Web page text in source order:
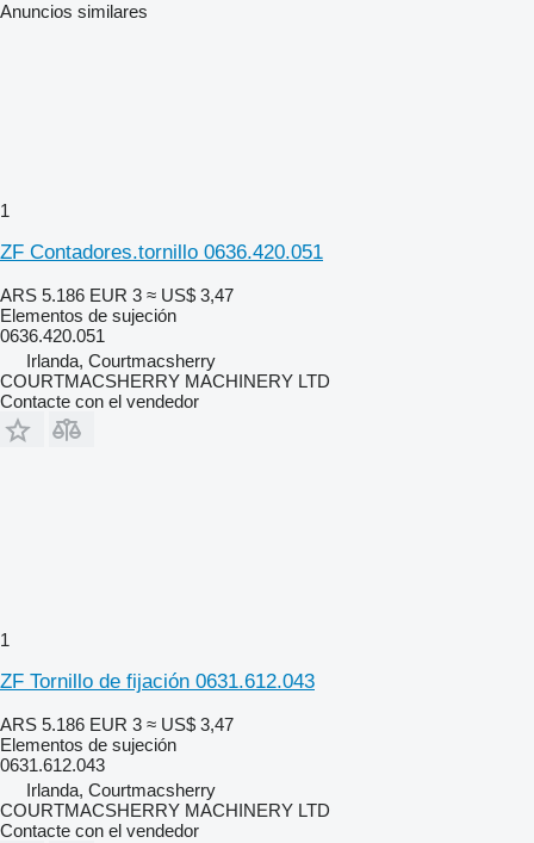
Anuncios similares
1
ZF Contadores.tornillo 0636.420.051
ARS 5.186 EUR 3 ≈ US$ 3,47
Elementos de sujeción
0636.420.051
Irlanda, Courtmacsherry
COURTMACSHERRY MACHINERY LTD
Contacte con el vendedor
1
ZF Tornillo de fijación 0631.612.043
ARS 5.186 EUR 3 ≈ US$ 3,47
Elementos de sujeción
0631.612.043
Irlanda, Courtmacsherry
COURTMACSHERRY MACHINERY LTD
Contacte con el vendedor